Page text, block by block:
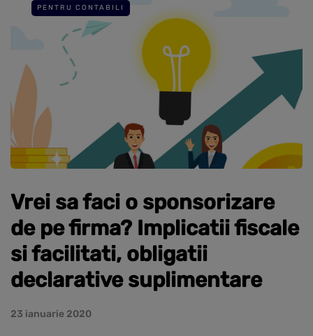
PENTRU CONTABILI
Vrei sa faci o sponsorizare
de pe firma? Implicatii fiscale
si facilitati, obligatii
declarative suplimentare
23 ianuarie 2020